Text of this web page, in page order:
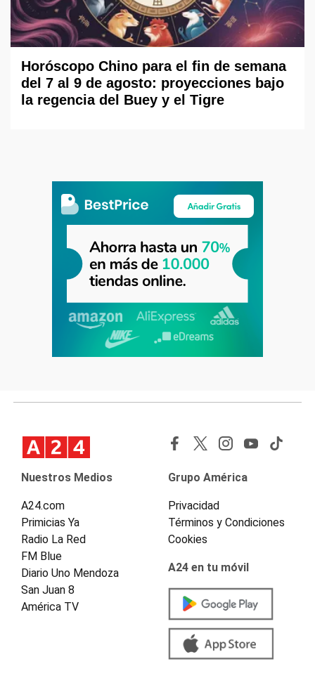
Horóscopo Chino para el fin de semana
del 7 al 9 de agosto: proyecciones bajo
la regencia del Buey y el Tigre
Nuestros Medios
A24.com
Primicias Ya
Radio La Red
FM Blue
Diario Uno Mendoza
San Juan 8
América TV
Grupo América
Privacidad
Términos y Condiciones
Cookies
A24 en tu móvil